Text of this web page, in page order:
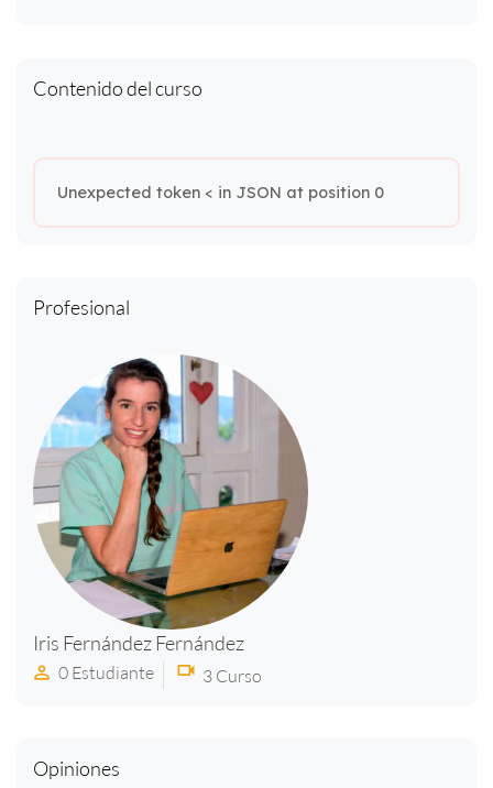
Contenido del curso
Unexpected token < in JSON at position 0
Profesional
Iris Fernández Fernández
0 Estudiante 3 Curso
Opiniones